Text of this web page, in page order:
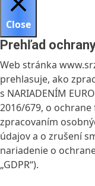
Close
Prehľad
Web stránka
prehlasuje, ako
s NARIADENÍM
2016/679, o
zpracovaním
údajov a o zrušení
nariadenie o
„GDPR“).